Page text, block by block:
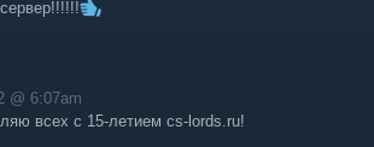
@ 6:07am
всех с 15-летием cs-lords.ru!